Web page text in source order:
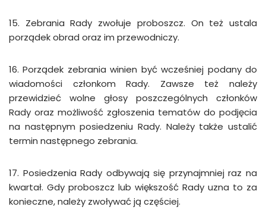
15. Zebrania Rady zwołuje proboszcz. On też ustala
porządek obrad oraz im przewodniczy.
16. Porządek zebrania winien być wcześniej podany do
wiadomości członkom Rady. Zawsze też należy
przewidzieć wolne głosy poszczególnych członków
Rady oraz możliwość zgłoszenia tematów do podjęcia
na następnym posiedzeniu Rady. Należy także ustalić
termin następnego zebrania.
17. Posiedzenia Rady odbywają się przynajmniej raz na
kwartał. Gdy proboszcz lub większość Rady uzna to za
konieczne, należy zwoływać ją częściej.